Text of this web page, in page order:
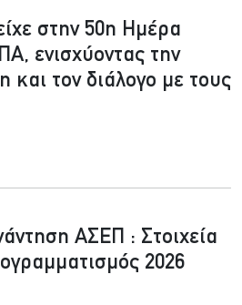
στην 50η Ημέρα
ενισχύοντας την
τον διάλογο με τους
ΑΣΕΠ : Στοιχεία
2026